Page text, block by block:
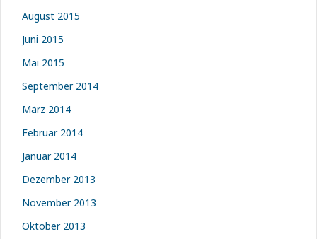
August 2015
Juni 2015
Mai 2015
September 2014
März 2014
Februar 2014
Januar 2014
Dezember 2013
November 2013
Oktober 2013